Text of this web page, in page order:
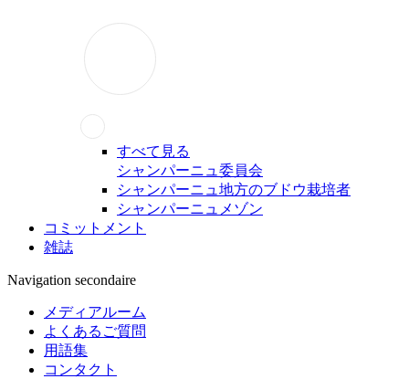
すべて見る
シャンパーニュ委員会
シャンパーニュ地方のブドウ栽培者
シャンパーニュメゾン
コミットメント
雑誌
Navigation secondaire
メディアルーム
よくあるご質問
用語集
コンタクト